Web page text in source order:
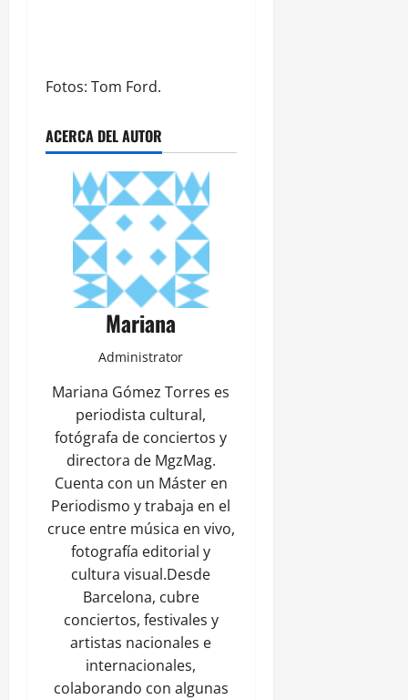
Fotos: Tom Ford.
ACERCA DEL AUTOR
Mariana
Administrator
Mariana Gómez Torres es
periodista cultural,
fotógrafa de conciertos y
directora de MgzMag.
Cuenta con un Máster en
Periodismo y trabaja en el
cruce entre música en vivo,
fotografía editorial y
cultura visual.Desde
Barcelona, cubre
conciertos, festivales y
artistas nacionales e
internacionales,
colaborando con algunas